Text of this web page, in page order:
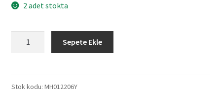
2 adet stokta
Gergi
Sepete Ekle
Stok kodu: MH012206Y